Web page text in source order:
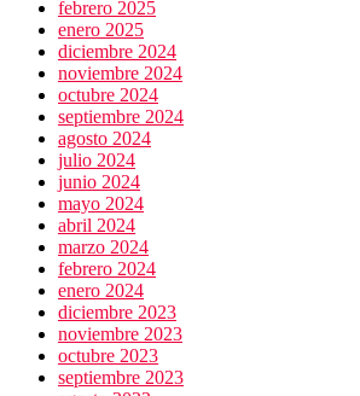
febrero 2025
enero 2025
diciembre 2024
noviembre 2024
octubre 2024
septiembre 2024
agosto 2024
julio 2024
junio 2024
mayo 2024
abril 2024
marzo 2024
febrero 2024
enero 2024
diciembre 2023
noviembre 2023
octubre 2023
septiembre 2023